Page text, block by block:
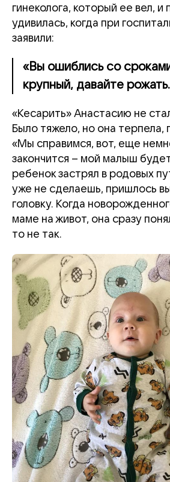
гинеколога, который ее вел, и
удивилась, когда при
заявили:
«Вы ошиблись со
крупный, давайте
«Кесарить» Анастасию не
Было тяжело, но она терпела,
«Мы справимся, вот, еще
закончится – мой малыш
ребенок застрял в родовых
уже не сделаешь, пришлось
головку. Когда
маме на живот, она сразу
то не так.